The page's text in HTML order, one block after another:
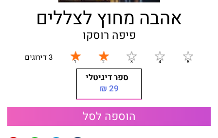
אהבה מחוץ לצללים
פיפה רוסקו
3 דירוגים
ספר דיגיטלי
29 ₪
הוספה לסל